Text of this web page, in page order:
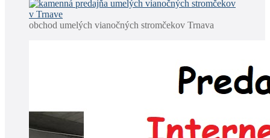
obchod umelých vianočných stromčekov Trnava